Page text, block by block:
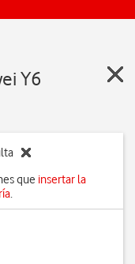
Y6
que insertar la
.